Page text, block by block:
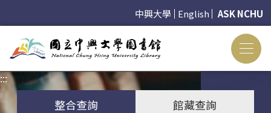
中興大學 English ASK NCHU
:::
整合查詢
館藏查詢